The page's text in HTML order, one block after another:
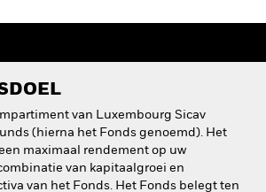
van Luxembourg Sicav
(hierna het Fonds genoemd). Het
maximaal rendement op uw
van kapitaalgroei en
van het Fonds. Het Fonds belegt ten